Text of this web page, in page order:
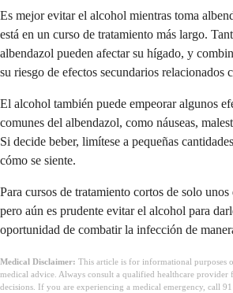
Es mejor evitar el alcohol mientras toma
está en un curso de tratamiento más largo.
albendazol pueden afectar su hígado, y
su riesgo de efectos secundarios relacionados
El alcohol también puede empeorar algunos
comunes del albendazol, como náuseas,
Si decide beber, limítese a pequeñas
cómo se siente.
Para cursos de tratamiento cortos de solo
pero aún es prudente evitar el alcohol para
oportunidad de combatir la infección de
Medical Disclaimer: This article is for informational purposes
medical advice. Always consult a qualified healthcare provider
decisions. If you are experiencing a medical emergency, call